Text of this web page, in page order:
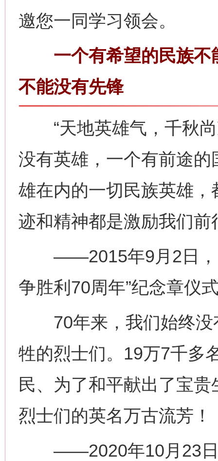
邀您一同学习领会。
一个有希望的民族不
不能没有先锋
“天地英雄气，千秋尚
没有英雄，一个有前途
雄在内的一切民族英雄
迹和精神都是激励我们前
——2015年9月2日，习
争胜利70周年”纪念章仪
70年来，我们始终没
牲的烈士们。19万7千多
民、为了和平献出了宝
烈士们的英名万古流芳！
——2020年10月23日